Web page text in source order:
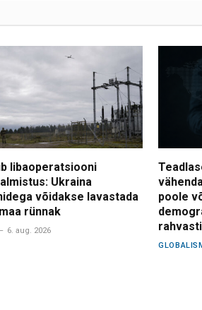
libaoperatsiooni
Ukraina
võidakse lavastada
rünnak
6. aug. 2026
poole